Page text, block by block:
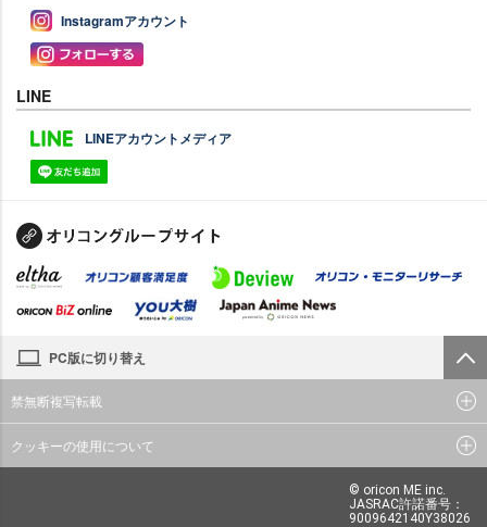
Instagramアカウント
LINE
LINEアカウントメディア
PC版に切り替え
禁無断複写転載
クッキーの使用について
© oricon ME inc.
JASRAC許諾番号：
9009642140Y38026